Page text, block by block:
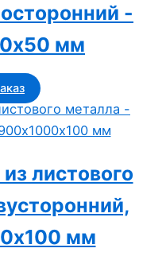
-
мм
листового
мм